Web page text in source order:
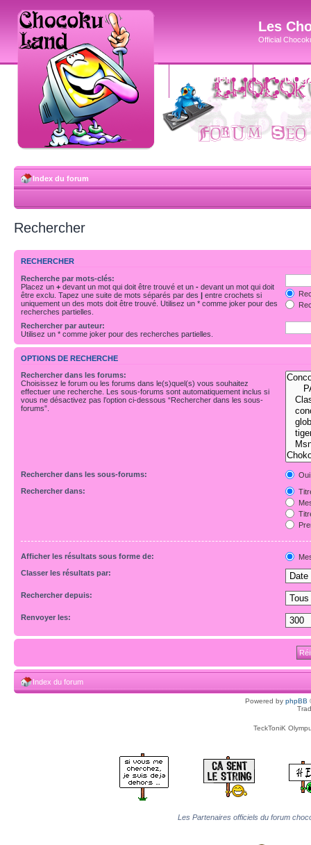
Les
Official
accueil blog
Index du forum
Rechercher
RECHERCHER
Recherche par mots-clés:
Placez un + devant un mot qui doit être trouvé et un - devant un mot qui doit
être exclu. Tapez une suite de mots séparés par des | entre crochets si
uniquement un des mots doit être trouvé. Utilisez un * comme joker pour des
recherches partielles.
Rechercher par auteur:
Utilisez un * comme joker pour des recherches partielles.
OPTIONS DE RECHERCHE
Rechercher dans les forums:
Choisissez le forum ou les forums dans le(s)quel(s) vous souhaitez
effectuer une recherche. Les sous-forums sont automatiquement inclus si
vous ne désactivez pas l’option ci-dessous “Rechercher dans les sous-
forums”.
Rechercher dans les sous-forums:
Oui
Rechercher dans:
Afficher les résultats sous forme de:
Classer les résultats par:
Rechercher depuis:
Renvoyer les:
Index du forum
Powered by phpBB
TeckToniK
Les Partenaires officiels du forum